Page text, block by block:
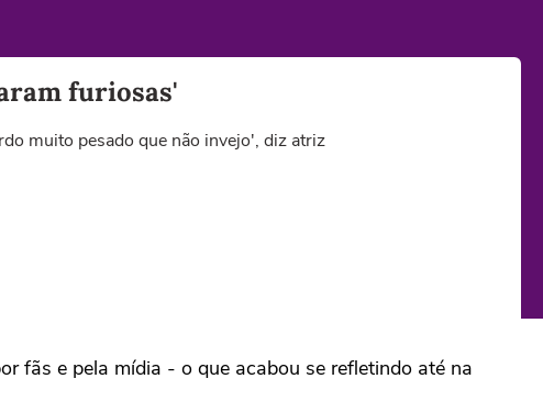
furiosas'
muito pesado que não invejo', diz atriz
fãs e pela mídia - o que acabou se refletindo até na